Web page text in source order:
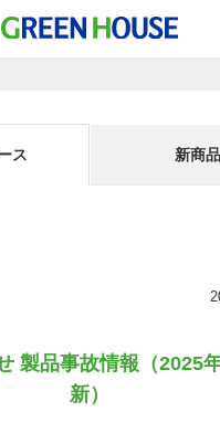
ス 新商
製品事故情報（2025
新）